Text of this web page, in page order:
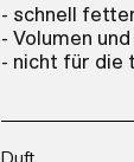
- schnell
- Volumen
- nicht für die
Duft